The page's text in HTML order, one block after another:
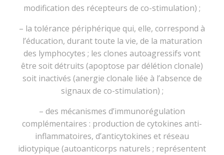
modification des récepteurs de co-stimulation) ;
– la tolérance périphérique qui, elle, correspond à
l’éducation, durant toute la vie, de la maturation
des lymphocytes ; les clones autoagressifs vont
être soit détruits (apoptose par délétion clonale)
soit inactivés (anergie clonale liée à l’absence de
signaux de co-stimulation) ;
– des mécanismes d’immunorégulation
complémentaires : production de cytokines anti-
inflammatoires, d’anticytokines et réseau
idiotypique (autoanticorps naturels ; représentent